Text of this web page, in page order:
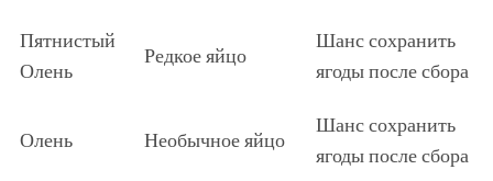
Пятнистый
Олень
Редкое яйцо
Шанс сохранить
ягоды после сбора
Олень Необычное яйцо
Шанс сохранить
ягоды после сбора